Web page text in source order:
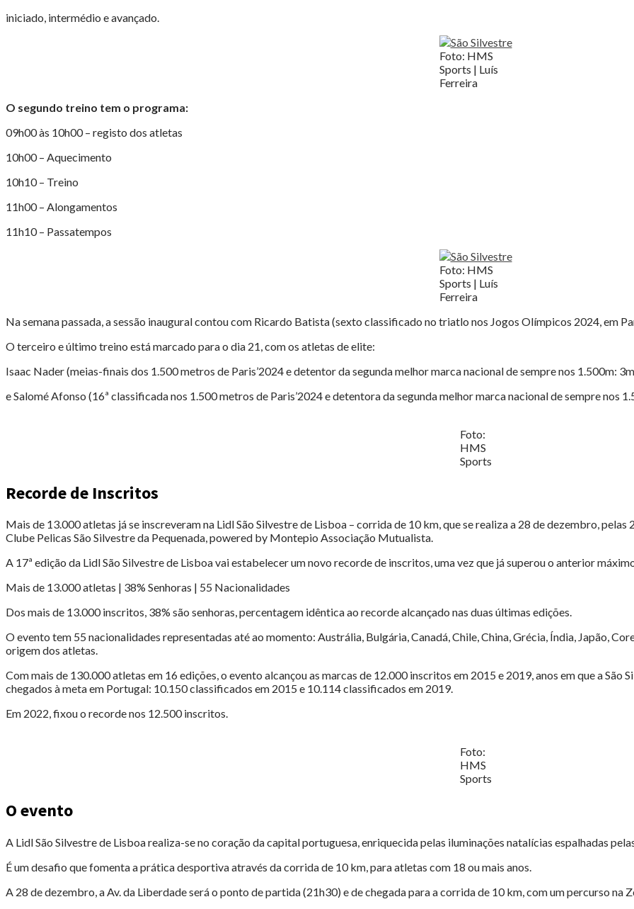
iniciado, intermédio e avançado.
Foto: HMS
Sports | Luís
Ferreira
O segundo treino tem o programa:
09h00 às 10h00 – registo dos atletas
10h00 – Aquecimento
10h10 – Treino
11h00 – Alongamentos
11h10 – Passatempos
Foto: HMS
Sports | Luís
Ferreira
Na semana passada, a sessão inaugural contou com Ricardo Batista (sexto classificado no triatlo nos Jogos Olímpicos 2024, em
O terceiro e último treino está marcado para o dia 21, com os atletas de elite:
Isaac Nader (meias-finais dos 1.500 metros de Paris’2024 e detentor da segunda melhor marca nacional de sempre nos 1.500m:
e Salomé Afonso (16ª classificada nos 1.500 metros de Paris’2024 e detentora da segunda melhor marca nacional de sempre nos
Foto:
HMS
Sports
Recorde de Inscritos
Mais de 13.000 atletas já se inscreveram na Lidl São Silvestre de Lisboa – corrida de 10 km, que se realiza a 28 de dezembro,
Clube Pelicas São Silvestre da Pequenada, powered by Montepio Associação Mutualista.
A 17ª edição da Lidl São Silvestre de Lisboa vai estabelecer um novo recorde de inscritos, uma vez que já superou o anterior
Mais de 13.000 atletas | 38% Senhoras | 55 Nacionalidades
Dos mais de 13.000 inscritos, 38% são senhoras, percentagem idêntica ao recorde alcançado nas duas últimas edições.
O evento tem 55 nacionalidades representadas até ao momento: Austrália, Bulgária, Canadá, Chile, China, Grécia, Índia, Japão,
origem dos atletas.
Com mais de 130.000 atletas em 16 edições, o evento alcançou as marcas de 12.000 inscritos em 2015 e 2019, anos em que a
chegados à meta em Portugal: 10.150 classificados em 2015 e 10.114 classificados em 2019.
Em 2022, fixou o recorde nos 12.500 inscritos.
Foto:
HMS
Sports
O evento
A Lidl São Silvestre de Lisboa realiza-se no coração da capital portuguesa, enriquecida pelas iluminações natalícias espalhadas
É um desafio que fomenta a prática desportiva através da corrida de 10 km, para atletas com 18 ou mais anos.
A 28 de dezembro, a Av. da Liberdade será o ponto de partida (21h30) e de chegada para a corrida de 10 km, com um percurso na